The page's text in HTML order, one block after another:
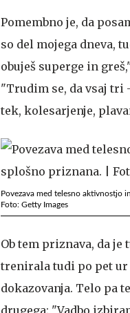
Pomembno je, da
so del mojega dneva,
obuješ superge in
"Trudim se, da vsaj tri
tek, kolesarjenje,
Povezava med telesno aktivnostjo
Foto: Getty Images
Ob tem priznava, da
trenirala tudi po pet ur
dokazovanja. Telo pa
drugega: "Vadbo